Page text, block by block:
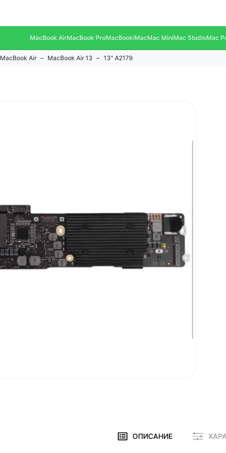
MacBook AirMacBook ProMacBookiMacMac MiniMac StudioMac
MacBook Air MacBook Air 13 13" A2179
ОПИСАНИЕ